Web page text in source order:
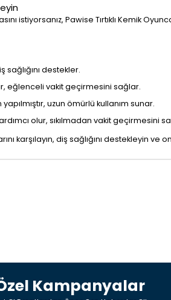
istiyorsanız, Pawise Tırtıklı Kemik
destekler.
eğlenceli vakit geçirmesini sağlar.
uzun ömürlü kullanım sunar.
olur, sıkılmadan vakit geçirmesini
karşılayın, diş sağlığını destekleyin ve
Kampanyalar